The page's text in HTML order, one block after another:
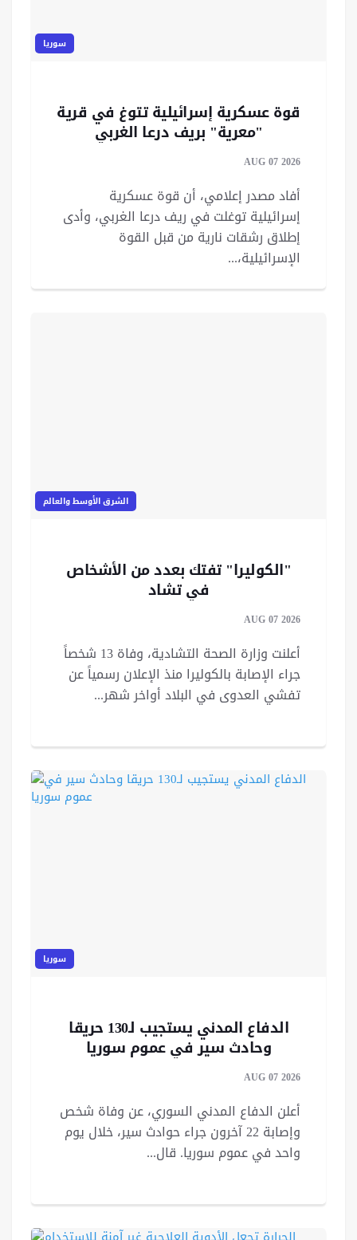
سوريا
قوة عسكرية إسرائيلية تتوغ في قرية
"معرية" بريف درعا الغربي
AUG 07 2026
أفاد مصدر إعلامي، أن قوة عسكرية
إسرائيلية توغلت في ريف درعا الغربي، وأدى
إطلاق رشقات نارية من قبل القوة
الإسرائيلية،...
الشرق الأوسط والعالم
"الكوليرا" تفتك بعدد من الأشخاص
في تشاد
AUG 07 2026
أعلنت وزارة الصحة التشادية، وفاة 13 شخصاً
جراء الإصابة ‏بالكوليرا منذ الإعلان رسمياً عن
تفشي ‌‏العدوى في البلاد أواخر ‏شهر...
سوريا
الدفاع المدني يستجيب لـ130 حريقا
وحادث سير في عموم سوريا
AUG 07 2026
أعلن الدفاع المدني السوري، عن وفاة شخص
وإصابة 22 آخرون جراء حوادث سير، خلال يوم
واحد في عموم سوريا. قال...